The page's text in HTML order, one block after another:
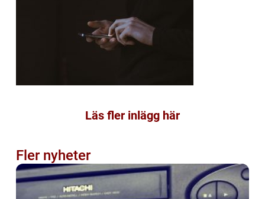
Läs fler inlägg här
Fler nyheter